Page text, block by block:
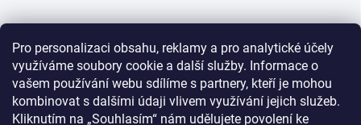
Pro personalizaci obsahu, reklamy a pro analytické účely
využíváme soubory cookie a další služby. Informace o
vašem používání webu sdílíme s partnery, kteří je mohou
kombinovat s dalšími údaji vlivem využívání jejich služeb.
Kliknutím na „Souhlasím“ nám udělujete povolení ke